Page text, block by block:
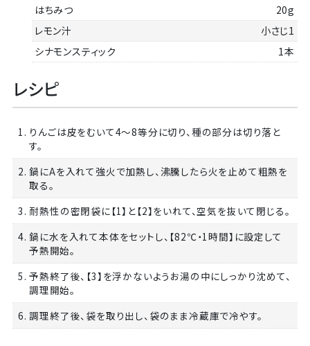
はちみつ
20g
レモン汁
小さじ1
シナモンスティック
1本
レシピ
1. りんごは皮をむいて4～8等分に切り、種の部分は切り落と
す。
2. 鍋にAを入れて強火で加熱し、沸騰したら火を止めて粗熱を
取る。
3. 耐熱性の密閉袋に【1】と【2】をいれて、空気を抜いて閉じる。
4. 鍋に水を入れて本体をセットし、【82℃・1時間】に設定して
予熱開始。
5. 予熱終了後、【3】を浮かないようお湯の中にしっかり沈めて、
調理開始。
6. 調理終了後、袋を取り出し、袋のまま冷蔵庫で冷やす。